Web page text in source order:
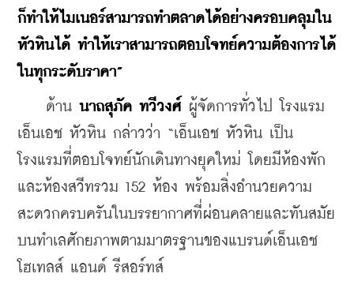
ก็ทำให้ไมเนอร์สามารถทำตลาดได้อย่างครอบคลุมใน
หัวหินได้ ทำให้เราสามารถตอบโจทย์ความต้องการได้
ในทุกระดับราคา”
ด้าน นาถสุภัค ทวีวงศ์ ผู้จัดการทั่วไป โรงแรม
เอ็นเอช หัวหิน กล่าวว่า “เอ็นเอช หัวหิน เป็น
โรงแรมที่ตอบโจทย์นักเดินทางยุคใหม่ โดยมีห้องพัก
และห้องสวีทรวม 152 ห้อง พร้อมสิ่งอำนวยความ
สะดวกครบครันในบรรยากาศที่ผ่อนคลายและทันสมัย
บนทำเลศักยภาพตามมาตรฐานของแบรนด์เอ็นเอช
โฮเทลส์ แอนด์ รีสอร์ทส์